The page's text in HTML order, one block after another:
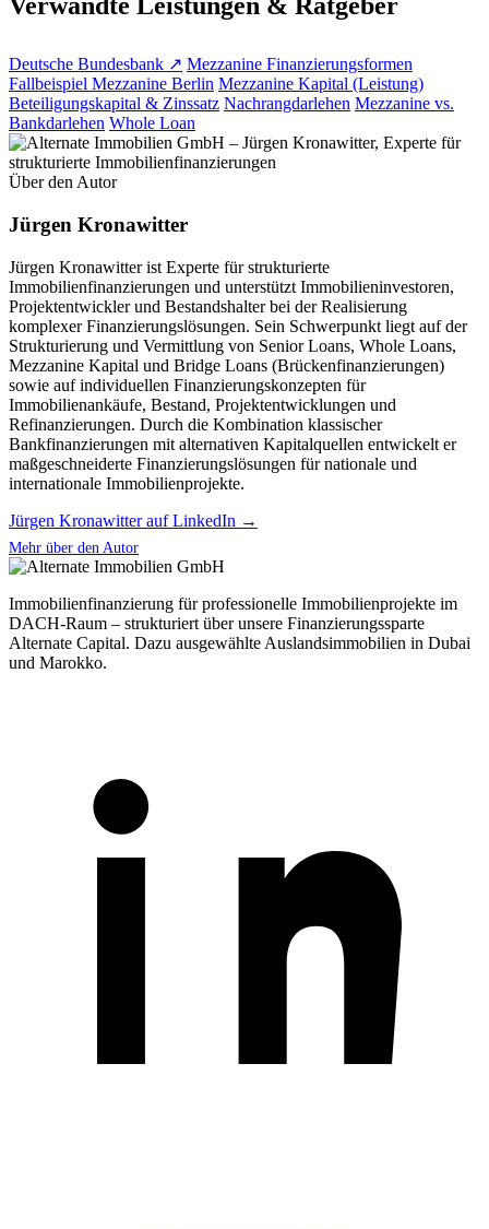
Verwandte Leistungen & Ratgeber
Deutsche Bundesbank ↗ Mezzanine Finanzierungsformen
Fallbeispiel Mezzanine Berlin Mezzanine Kapital (Leistung)
Beteiligungskapital & Zinssatz Nachrangdarlehen Mezzanine vs.
Bankdarlehen Whole Loan
Über den Autor
Jürgen Kronawitter
Jürgen Kronawitter ist Experte für strukturierte
Immobilienfinanzierungen und unterstützt Immobilieninvestoren,
Projektentwickler und Bestandshalter bei der Realisierung
komplexer Finanzierungslösungen. Sein Schwerpunkt liegt auf der
Strukturierung und Vermittlung von Senior Loans, Whole Loans,
Mezzanine Kapital und Bridge Loans (Brückenfinanzierungen)
sowie auf individuellen Finanzierungskonzepten für
Immobilienankäufe, Bestand, Projektentwicklungen und
Refinanzierungen. Durch die Kombination klassischer
Bankfinanzierungen mit alternativen Kapitalquellen entwickelt er
maßgeschneiderte Finanzierungslösungen für nationale und
internationale Immobilienprojekte.
Jürgen Kronawitter auf LinkedIn →
Mehr über den Autor
Immobilienfinanzierung für professionelle Immobilienprojekte im
DACH-Raum – strukturiert über unsere Finanzierungssparte
Alternate Capital. Dazu ausgewählte Auslandsimmobilien in Dubai
und Marokko.